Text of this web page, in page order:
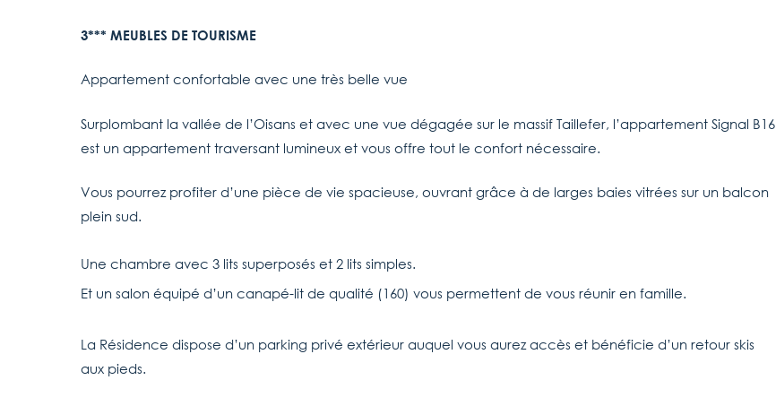
3*** MEUBLES DE TOURISME
Appartement confortable avec une très belle vue
Surplombant la vallée de l’Oisans et avec une vue dégagée sur le massif Taillefer, l’appartement Signal B16
est un appartement traversant lumineux et vous offre tout le confort nécessaire.
Vous pourrez profiter d’une pièce de vie spacieuse, ouvrant grâce à de larges baies vitrées sur un balcon
plein sud.
Une chambre avec 3 lits superposés et 2 lits simples.
Et un salon équipé d’un canapé-lit de qualité (160) vous permettent de vous réunir en famille.
La Résidence dispose d’un parking privé extérieur auquel vous aurez accès et bénéficie d’un retour skis
aux pieds.